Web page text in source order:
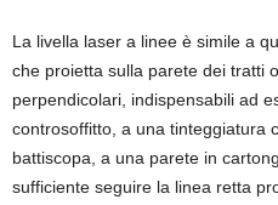
La livella laser a linee è simile a
che proietta sulla parete dei tratti
perpendicolari, indispensabili ad
controsoffitto, a una tinteggiatura
battiscopa, a una parete in
sufficiente seguire la linea retta